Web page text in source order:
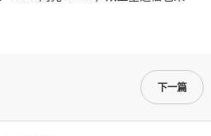
下一篇